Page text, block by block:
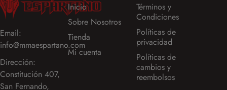
Email:
info@mmaespartano.com
Dirección:
Constitución 407,
San Fernando,
Inicio
Sobre Nosotros
Tienda
Mi cuenta
Términos y
Condiciones
Políticas de
privacidad
Políticas de
cambios y
reembolsos